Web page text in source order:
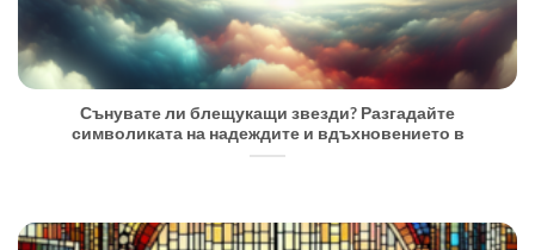
Сънувате ли блещукащи звезди? Разгадайте
символиката на надеждите и вдъхновението в